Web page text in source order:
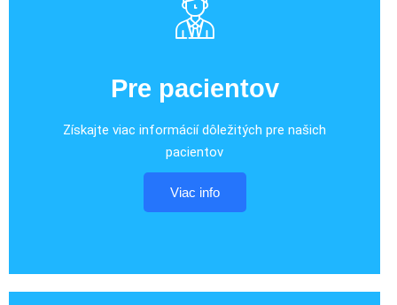
Pre pacientov
Získajte viac informácií dôležitých pre našich
pacientov
Viac info